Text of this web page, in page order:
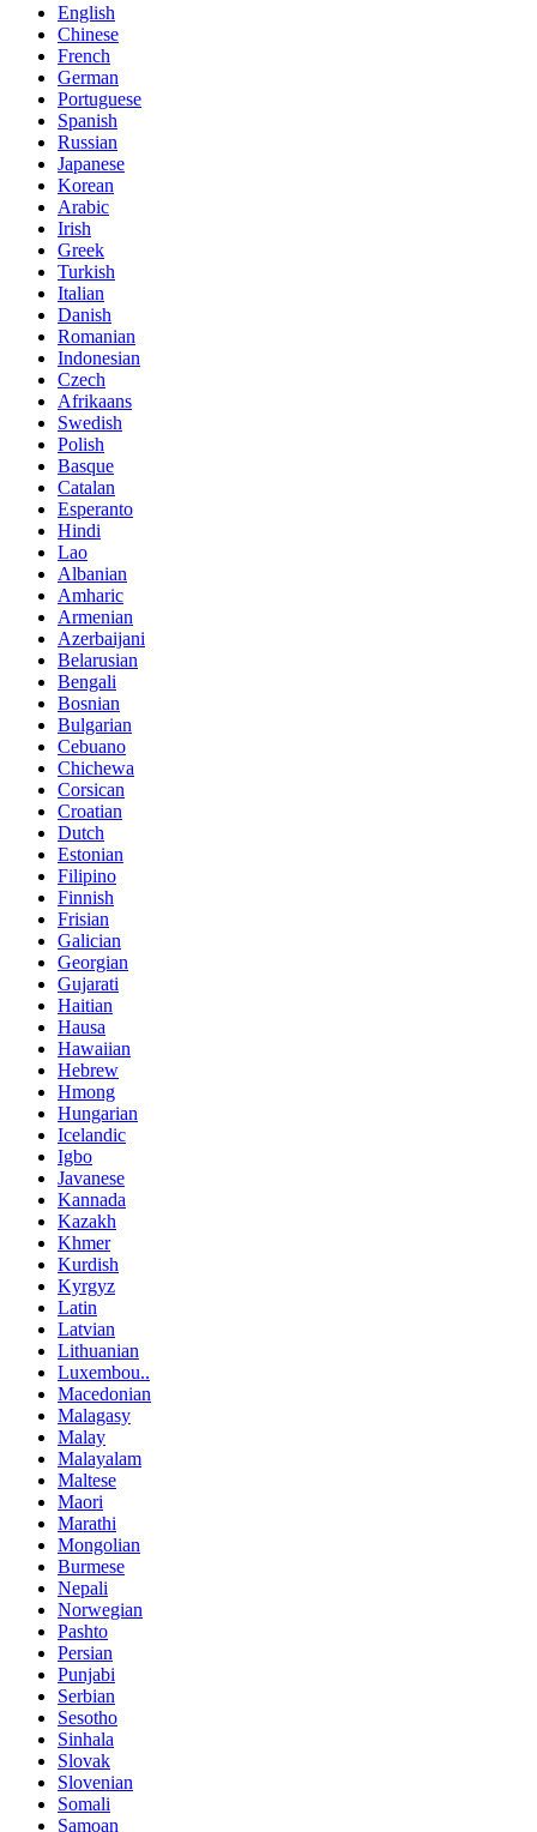
English
Chinese
French
German
Portuguese
Spanish
Russian
Japanese
Korean
Arabic
Irish
Greek
Turkish
Italian
Danish
Romanian
Indonesian
Czech
Afrikaans
Swedish
Polish
Basque
Catalan
Esperanto
Hindi
Lao
Albanian
Amharic
Armenian
Azerbaijani
Belarusian
Bengali
Bosnian
Bulgarian
Cebuano
Chichewa
Corsican
Croatian
Dutch
Estonian
Filipino
Finnish
Frisian
Galician
Georgian
Gujarati
Haitian
Hausa
Hawaiian
Hebrew
Hmong
Hungarian
Icelandic
Igbo
Javanese
Kannada
Kazakh
Khmer
Kurdish
Kyrgyz
Latin
Latvian
Lithuanian
Luxembou..
Macedonian
Malagasy
Malay
Malayalam
Maltese
Maori
Marathi
Mongolian
Burmese
Nepali
Norwegian
Pashto
Persian
Punjabi
Serbian
Sesotho
Sinhala
Slovak
Slovenian
Somali
Samoan